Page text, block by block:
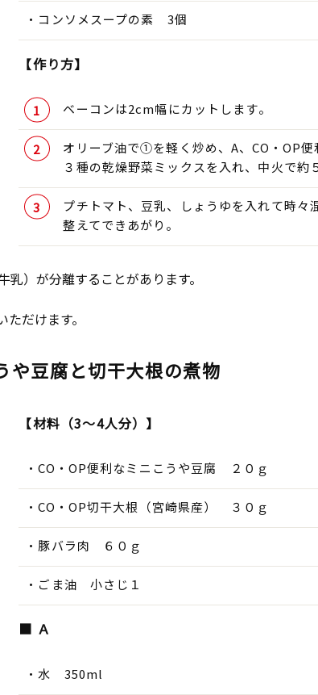
コンソメスープの素 3個
【作り方】
ベーコンは2cm幅にカットします。
オリーブ油で①を軽く炒め、A、CO・OP
３種の乾燥野菜ミックスを入れ、中火で約
プチトマト、豆乳、しょうゆを入れて時々
整えてできあがり。
）が分離することがあります。
だけます。
や豆腐と切干大根の煮物
【材料（3～4人分）】
CO・OP便利なミニこうや豆腐 ２０ｇ
CO・OP切干大根（宮崎県産） ３０ｇ
豚バラ肉 ６０ｇ
ごま油 小さじ１
■ Ａ
水 350ml